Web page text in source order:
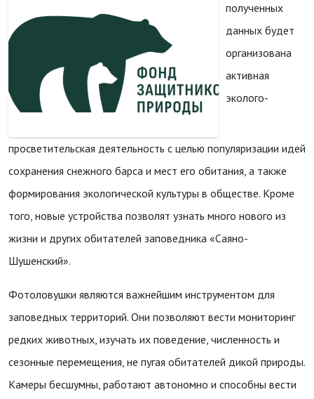
полученных
данных будет
организована
активная
эколого-
просветительская деятельность с целью популяризации идей
сохранения снежного барса и мест его обитания, а также
формирования экологической культуры в обществе. Кроме
того, новые устройства позволят узнать много нового из
жизни и других обитателей заповедника «Саяно-
Шушенский».
Фотоловушки являются важнейшим инструментом для
заповедных территорий. Они позволяют вести мониторинг
редких животных, изучать их поведение, численность и
сезонные перемещения, не пугая обитателей дикой природы.
Камеры бесшумны, работают автономно и способны вести